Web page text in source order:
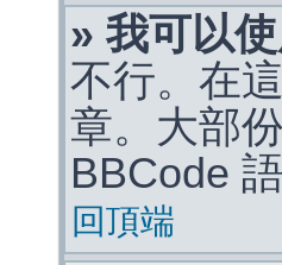
» 我可以
不行。在
章。大部
BBCode
回頂端